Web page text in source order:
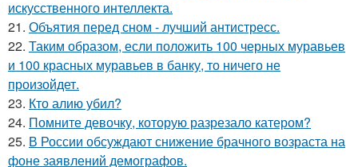
искусственного интеллекта.
21. Объятия перед сном - лучший антистресс.
22. Таким образом, если положить 100 черных муравьев
и 100 красных муравьев в банку, то ничего не
произойдет.
23. Кто алию убил?
24. Помните девочку, которую разрезало катером?
25. В России обсуждают снижение брачного возраста на
фоне заявлений демографов.